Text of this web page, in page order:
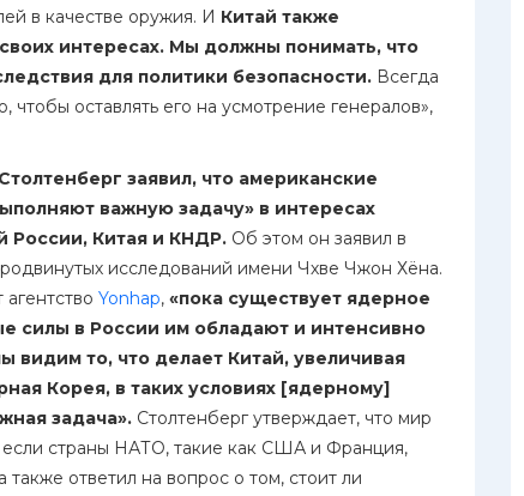
в качестве оружия. И Китай также
интересах. Мы должны понимать, что
для политики безопасности. Всегда
оставлять его на усмотрение генералов»,
заявил, что американские
важную задачу» в интересах
России, Китая и КНДР. Об этом он заявил в
исследований имени Чхве Чжон Хёна.
Yonhap, «пока существует ядерное
силы в России им обладают и интенсивно
видим то, что делает Китай, увеличивая
Корея, в таких условиях [ядерному]
задача». Столтенберг утверждает, что мир
страны НАТО, такие как США и Франция,
также ответил на вопрос о том, стоит ли